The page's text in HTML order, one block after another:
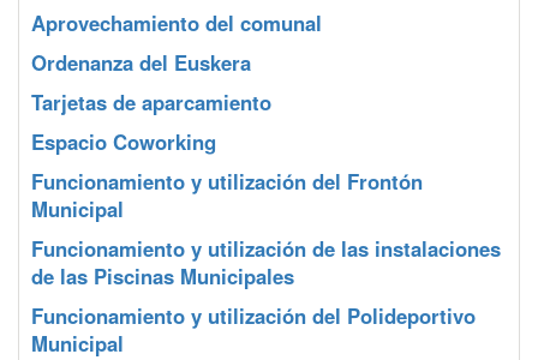
Aprovechamiento del comunal
Ordenanza del Euskera
Tarjetas de aparcamiento
Espacio Coworking
Funcionamiento y utilización del Frontón
Municipal
Funcionamiento y utilización de las instalaciones
de las Piscinas Municipales
Funcionamiento y utilización del Polideportivo
Municipal